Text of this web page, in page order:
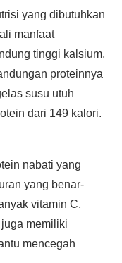
yang dibutuhkan
manfaat
tinggi kalsium,
proteinnya
susu utuh
dari 149 kalori.
nabati yang
yang benar-
vitamin C,
memiliki
mencegah